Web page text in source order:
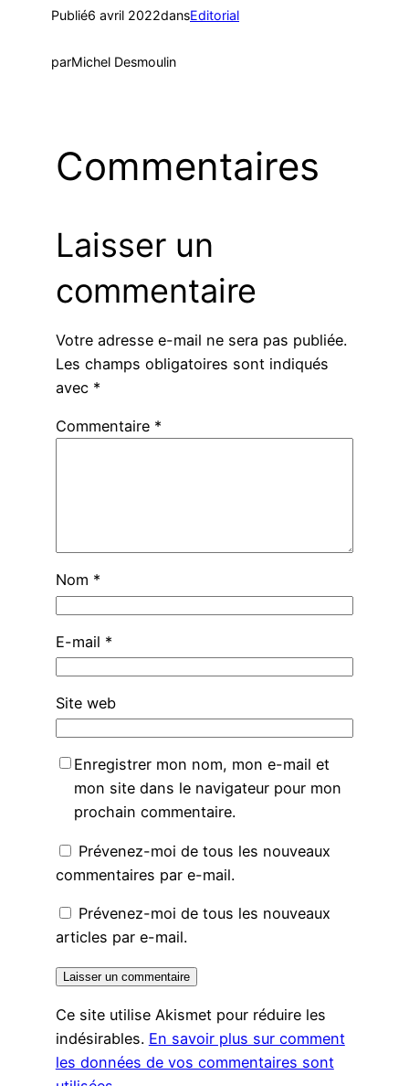
Publié6 avril 2022dansEditorial
parMichel Desmoulin
Commentaires
Laisser un
commentaire
Votre adresse e-mail ne sera pas publiée.
Les champs obligatoires sont indiqués
avec *
Commentaire *
Nom *
E-mail *
Site web
Enregistrer mon nom, mon e-mail et
mon site dans le navigateur pour mon
prochain commentaire.
Prévenez-moi de tous les nouveaux
commentaires par e-mail.
Prévenez-moi de tous les nouveaux
articles par e-mail.
Ce site utilise Akismet pour réduire les
indésirables. En savoir plus sur comment
les données de vos commentaires sont